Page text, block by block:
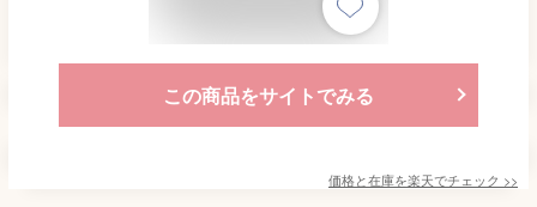
この商品をサイトでみる
価格と在庫を楽天でチェック >>